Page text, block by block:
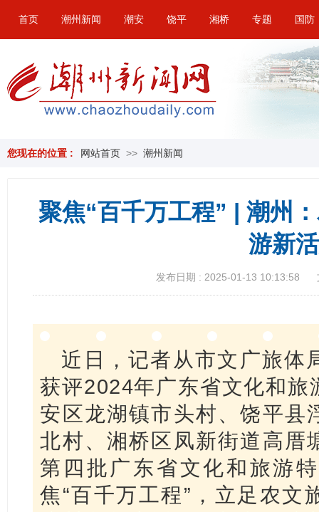
首页 潮州新闻 潮安 饶平 湘桥 专题 国防
您现在的位置 : 网站首页 >> 潮州新闻
聚焦“百千万工程” | 潮州
游新
发布日期 : 2025-01-13 10:13:58
近日，记者从市文广旅体
获评2024年广东省文化和旅
安区龙湖镇市头村、饶平县
北村、湘桥区凤新街道高厝
第四批广东省文化和旅游
焦“百千万工程”，立足农文